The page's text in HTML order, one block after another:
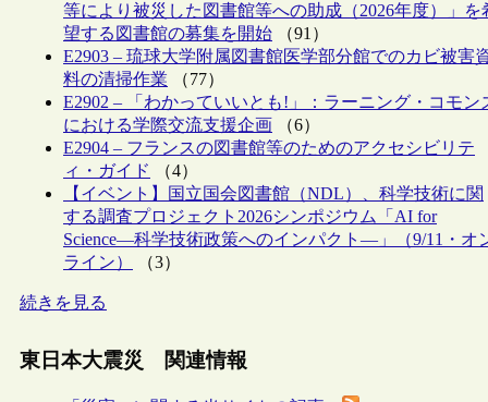
等により被災した図書館等への助成（2026年度）」を
望する図書館の募集を開始 （91）
E2903 – 琉球大学附属図書館医学部分館でのカビ被害
料の清掃作業 （77）
E2902 – 「わかっていいとも!」：ラーニング・コモン
における学際交流支援企画 （6）
E2904 – フランスの図書館等のためのアクセシビリテ
ィ・ガイド
（4）
【イベント】国立国会図書館（NDL）、科学技術に関
する調査プロジェクト2026シンポジウム「AI for
Science―科学技術政策へのインパクト―」（9/11・オ
ライン）
（3）
続きを見る
東日本大震災 関連情報